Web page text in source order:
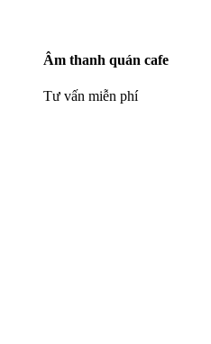
Âm thanh quán cafe
Tư vấn miễn phí